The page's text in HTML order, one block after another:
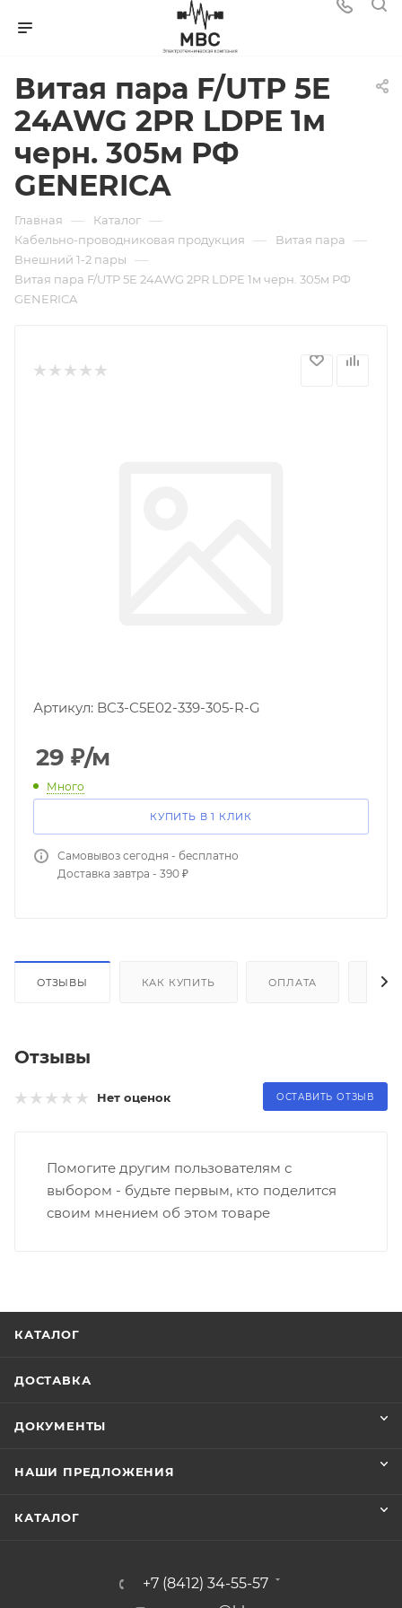
Витая пара F/UTP 5E
24AWG 2PR LDPE 1м
черн. 305м РФ
GENERICA
Главная — Каталог —
Кабельно-проводниковая продукция — Витая пара —
Внешний 1-2 пары —
Витая пара F/UTP 5E 24AWG 2PR LDPE 1м черн. 305м РФ
GENERICA
Артикул: BC3-C5E02-339-305-R-G
29 ₽/м
Много
КУПИТЬ В 1 КЛИК
Самовывоз сегодня - бесплатно
Доставка завтра - 390 ₽
ОТЗЫВЫ КАК КУПИТЬ ОПЛАТА
Отзывы
Нет оценок ОСТАВИТЬ ОТЗЫВ
Помогите другим пользователям с
выбором - будьте первым, кто поделится
своим мнением об этом товаре
КАТАЛОГ
ДОСТАВКА
ДОКУМЕНТЫ
НАШИ ПРЕДЛОЖЕНИЯ
КАТАЛОГ
+7 (8412) 34-55-57